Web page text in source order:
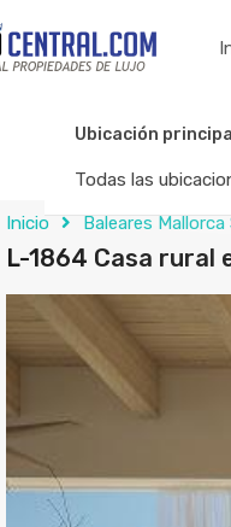
Ubicación principal
Todas las
Inicio Baleares
L-1864 Casa rural